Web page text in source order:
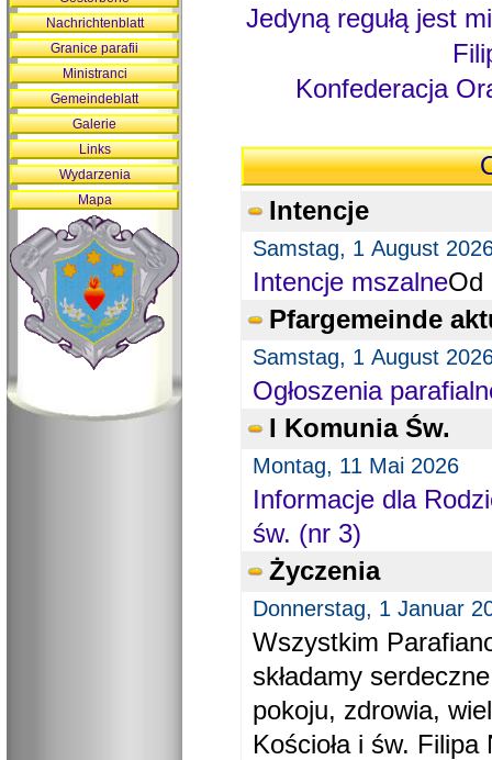
Jedyną regułą jest
Konfederacja
Intencje
Samstag, 1 August
Intencje mszalneOd
Pfargemeinde
Samstag, 1 August
Ogłoszenia
I Komunia Św.
Montag, 11 Mai 2026
Informacje dla
św. (nr 3)
Życzenia
Donnerstag, 1 Januar
Wszystkim
składamy
pokoju, zdrowia,
Kościoła i św. Filipa
Nachrichtenblatt
Granice parafii
Ministranci
Gemeindeblatt
Galerie
Links
Wydarzenia
Mapa